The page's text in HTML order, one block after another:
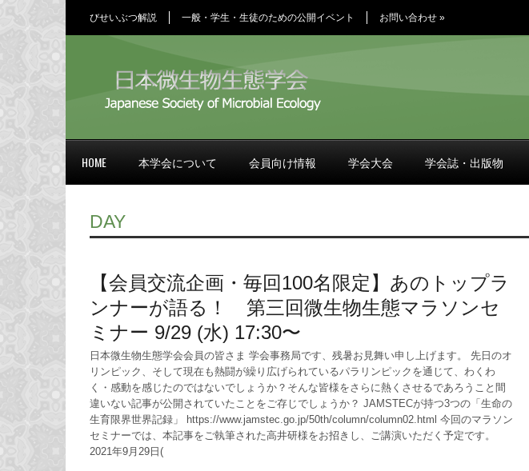
びせいぶつ解説 一般・学生・生徒のための公開イベント お問い合わせ »
HOME 本学会について 会員向け情報 学会大会 学会誌・出版物
DAY
【会員交流企画・毎回100名限定】あのトップラ
ンナーが語る！ 第三回微生物生態マラソンセ
ミナー 9/29 (水) 17:30〜
日本微生物生態学会会員の皆さま 学会事務局です、残暑お見舞い申し上げます。 先日のオ
リンピック、そして現在も熱闘が繰り広げられているパラリンピックを通じて、わくわ
く・感動を感じたのではないでしょうか？そんな皆様をさらに熱くさせるであろうこと間
違いない記事が公開されていたことをご存じでしょうか？ JAMSTECが持つ3つの「生命の
生育限界世界記録」 https://www.jamstec.go.jp/50th/column/column02.html 今回のマラソン
セミナーでは、本記事をご執筆された高井研様をお招きし、ご講演いただく予定です。
2021年9月29日(